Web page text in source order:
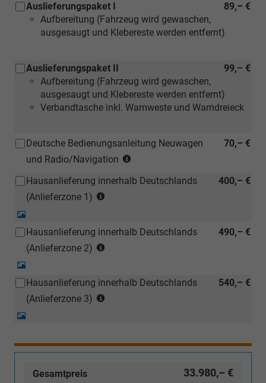
89,– €
Auslieferungspaket I
Aufbereitung (Fahrzeug wird gewaschen,
ausgesaugt und Klebereste werden entfernt)
99,– €
Auslieferungspaket II
Aufbereitung (Fahrzeug wird gewaschen,
ausgesaugt und Klebereste werden entfernt)
Verbandtasche inkl. Warnweste und Warndreieck
70,– €
Deutsche Bedienungsanleitung Neuwagen
und Radio/Navigation
auch
Händler
400,– €
Hausanlieferung innerhalb Deutschlands
(Anlieferzone 1)
(ausgenommen
490,– €
Hausanlieferung innerhalb Deutschlands
(Anlieferzone 2)
(ausgenommen
540,– €
Hausanlieferung innerhalb Deutschlands
(Anlieferzone 3)
Inselanlieferungen)
Gesamtpreis 33.980,– €